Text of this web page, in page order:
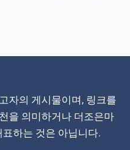
자의 게시물이며, 링크를
을 의미하거나 더조은마
하는 것은 아닙니다.